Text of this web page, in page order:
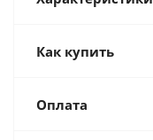
Как купить
Оплата